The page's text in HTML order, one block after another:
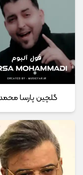
گلچین پارسا